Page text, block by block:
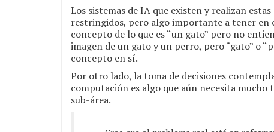
Los sistemas de IA que existen y realizan
restringidos, pero algo importante a tener en
concepto de lo que es “un gato” pero no
imagen de un gato y un perro, pero “gato” o
concepto en sí.
Por otro lado, la toma de decisiones
computación es algo que aún necesita mucho
sub-área.